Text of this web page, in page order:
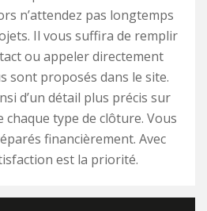
n’attendez pas longtemps
Il vous suffira de remplir
ou appeler directement
sont proposés dans le site.
d’un détail plus précis sur
chaque type de clôture. Vous
financièrement. Avec
est la priorité.